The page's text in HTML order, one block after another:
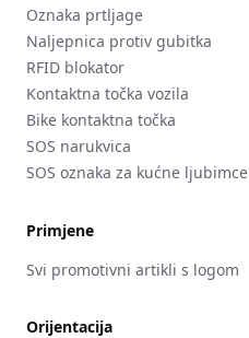
Oznaka prtljage
Naljepnica protiv gubitka
RFID blokator
Kontaktna točka vozila
Bike kontaktna točka
SOS narukvica
SOS oznaka za kućne ljubimce
Primjene
Svi promotivni artikli s logom
Orijentacija